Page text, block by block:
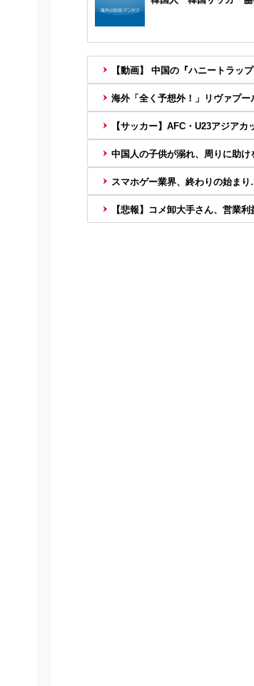
【動画】 中国の『ハニートラッ
海外「全く予想外！」リヴァプ
【サッカー】AFC・U23アジア
中国人の子供が溺れ、周りに助
スマホゲー業界、終わりの始ま
【悲報】コメ卸大手さん、営業